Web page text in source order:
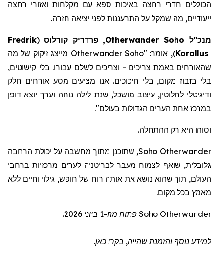
הכוללים חדרי רחצה באיכות ספא עם מקלחות ואזורי רחצה
ייעודיים, מה שמקל על התרעננות לפני יציאה חזרה.
מנכ"ל Otherwander Soho , פרדריקקורלוס (
Fredrik
Korallus
), אומר: "Otherwander Soho מייצג זיקוק של מה
שהאורחים באמת צריכים - וצריכים לשלם עבורו. בלי קישוטים,
בלי בזבוז מקום, בלי חיכוכים. אנו מציעים מסע אורחים חלק
ודיגיטלי לחלוטין, עיצוב מושכל, שנת לילה נוחה וערך יוצא דופן
במרכז אחת הערים הגדולות בעולם".
וסוהו היא רק ההתחלה.
Otherwander
Soho, שתוכנן מתוך מחשבה על יכולת הרחבה
גלובלית, שואף לצמוח מעבר לבריטניה לערים מרכזיות ברחבי
העולם, תוך שהוא נושא את אותה רוח של חופש, גילוי וחיים ללא
מאמץ בכל מקום.
Otherwander
Soho פתוח מה-1 ביוני 2026.
למידע נוסף והזמנת שהייה, בקרו כאן.